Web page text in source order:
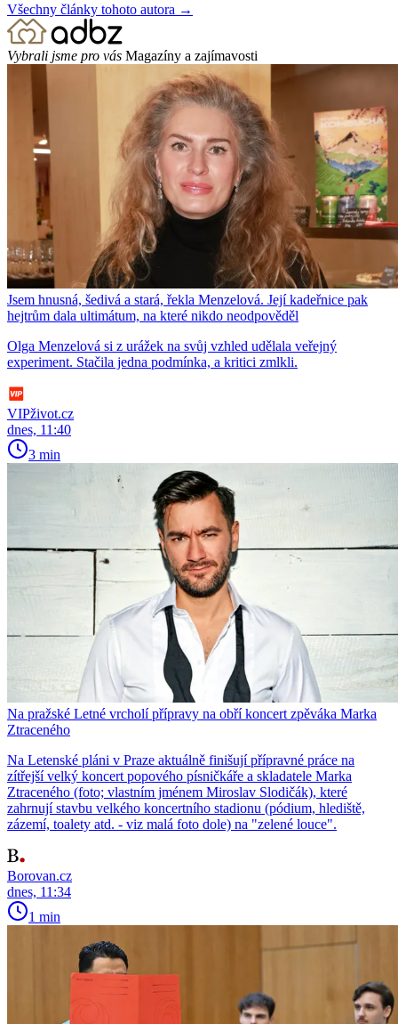
Všechny články tohoto autora →
Vybrali jsme pro vás Magazíny a zajímavosti
Jsem hnusná, šedivá a stará, řekla Menzelová. Její kadeřnice pak
hejtrům dala ultimátum, na které nikdo neodpověděl
Olga Menzelová si z urážek na svůj vzhled udělala veřejný
experiment. Stačila jedna podmínka, a kritici zmlkli.
VIPživot.cz
dnes, 11:40
3 min
Na pražské Letné vrcholí přípravy na obří koncert zpěváka Marka
Ztraceného
Na Letenské pláni v Praze aktuálně finišují přípravné práce na
zítřejší velký koncert popového písničkáře a skladatele Marka
Ztraceného (foto; vlastním jménem Miroslav Slodičák), které
zahrnují stavbu velkého koncertního stadionu (pódium, hlediště,
zázemí, toalety atd. - viz malá foto dole) na "zelené louce".
Borovan.cz
dnes, 11:34
1 min